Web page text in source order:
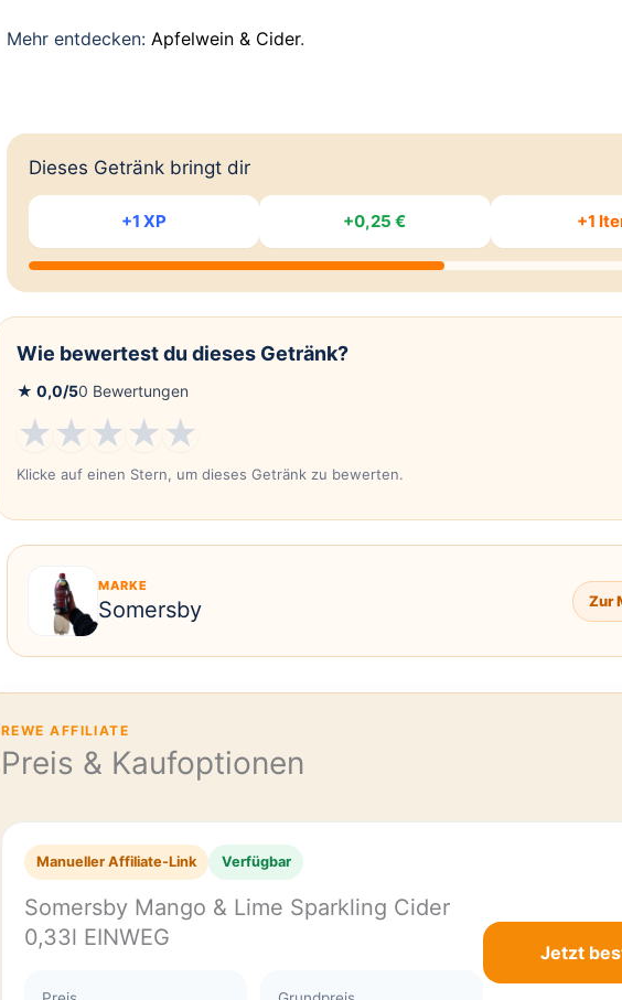
Mehr entdecken: Apfelwein & Cider.
Dieses Getränk bringt dir
+1 XP +0,25 € +1
Wie bewertest du dieses Getränk?
★ 0,0/50 Bewertungen
★★★★★
Klicke auf einen Stern, um dieses Getränk zu bewerten.
MARKE
Somersby Zur
REWE AFFILIATE
Preis & Kaufoptionen
Manueller Affiliate-Link Verfügbar
Somersby Mango & Lime Sparkling Cider
0,33l EINWEG
Jetzt